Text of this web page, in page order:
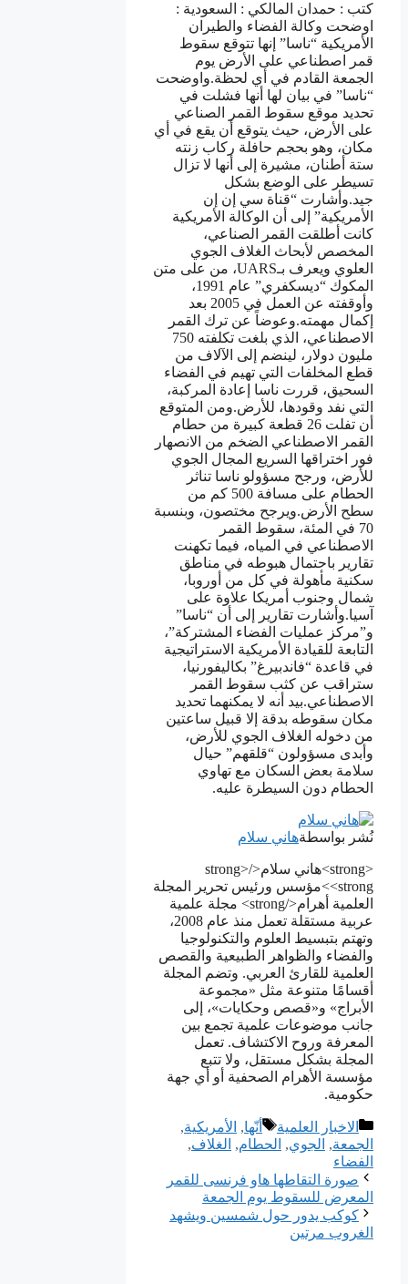
كتب : حمدان المالكي : السعودية :
اوضحت وكالة الفضاء والطيران
الأمريكية “ناسا” إنها تتوقع سقوط
قمر اصطناعي على الأرض يوم
الجمعة القادم في أي لحظة.واوضحت
“ناسا” في بيان لها أنها فشلت في
تحديد موقع سقوط القمر الصناعي
على الأرض، حيث يتوقع أن يقع في أي
مكان، وهو بحجم حافلة ركاب زنته
ستة أطنان، مشيرة إلى أنها لا تزال
تسيطر على الوضع بشكل
جيد.وأشارت “قناة سي إن إن
الأمريكية” إلى أن الوكالة الأمريكية
كانت أطلقت القمر الصناعي،
المخصص لأبحاث الغلاف الجوي
العلوي ويعرف بـUARS، من على متن
المكوك “ديسكفري” عام 1991،
وأوقفته عن العمل في 2005 بعد
إكمال مهمته.وعوضاً عن ترك القمر
الاصطناعي، الذي بلغت تكلفته 750
مليون دولار، لينضم إلى الآلاف من
قطع المخلفات التي تهيم في الفضاء
السحيق، قررت ناسا إعادة المركبة،
التي نفد وقودها، للأرض.ومن المتوقع
أن تفلت 26 قطعة كبيرة من حطام
القمر الاصطناعي الضخم من الانصهار
فور اختراقها السريع المجال الجوي
للأرض، ورجح مسؤولو ناسا تناثر
الحطام على مسافة 500 كم من
سطح الأرض.ويرجح مختصون، وبنسبة
70 في المئة، سقوط القمر
الاصطناعي في المياه، فيما تكهنت
تقارير باحتمال هبوطه في مناطق
سكنية مأهولة في كل من أوروبا،
شمال وجنوب أمريكا علاوة على
آسيا.وأشارت تقارير إلى أن “ناسا”
و”مركز عمليات الفضاء المشتركة”،
التابعة للقيادة الأمريكية الاستراتيجية
في قاعدة “فاندبيرغ” بكاليفورنيا،
ستراقب عن كثب سقوط القمر
الاصطناعي.بيد أنه لا يمكنهما تحديد
مكان سقوطه بدقة إلا قبيل ساعتين
من دخوله الغلاف الجوي للأرض،
وأبدى مسؤولون “قلقهم” حيال
سلامة بعض السكان مع تهاوي
الحطام دون السيطرة عليه.
نُشر بواسطةهاني سلام
<strong>هاني سلام</strong>
<strong>مؤسس ورئيس تحرير المجلة
العلمية أهرام</strong> مجلة علمية
عربية مستقلة تعمل منذ عام 2008،
وتهتم بتبسيط العلوم والتكنولوجيا
والفضاء والظواهر الطبيعية والقصص
العلمية للقارئ العربي. وتضم المجلة
أقسامًا متنوعة مثل «مجموعة
الأبراج» و«قصص وحكايات»، إلى
جانب موضوعات علمية تجمع بين
المعرفة وروح الاكتشاف. تعمل
المجلة بشكل مستقل، ولا تتبع
مؤسسة الأهرام الصحفية أو أي جهة
حكومية.
التصنيفات
الاخبار العلمية الوسوم
أنّها, ﺍﻷﻣﺮﻳﻜﻴﺔ,
ﺍﻟﺠﻤﻌﺔ, الجوي, الحطام, الغلاف,
الفضاء
صورة التقاطها هاو فرنسى للقمر
المعرض للسقوط يوم الجمعة
كوكب يدور حول شمسين ويشهد
الغروب مرتين